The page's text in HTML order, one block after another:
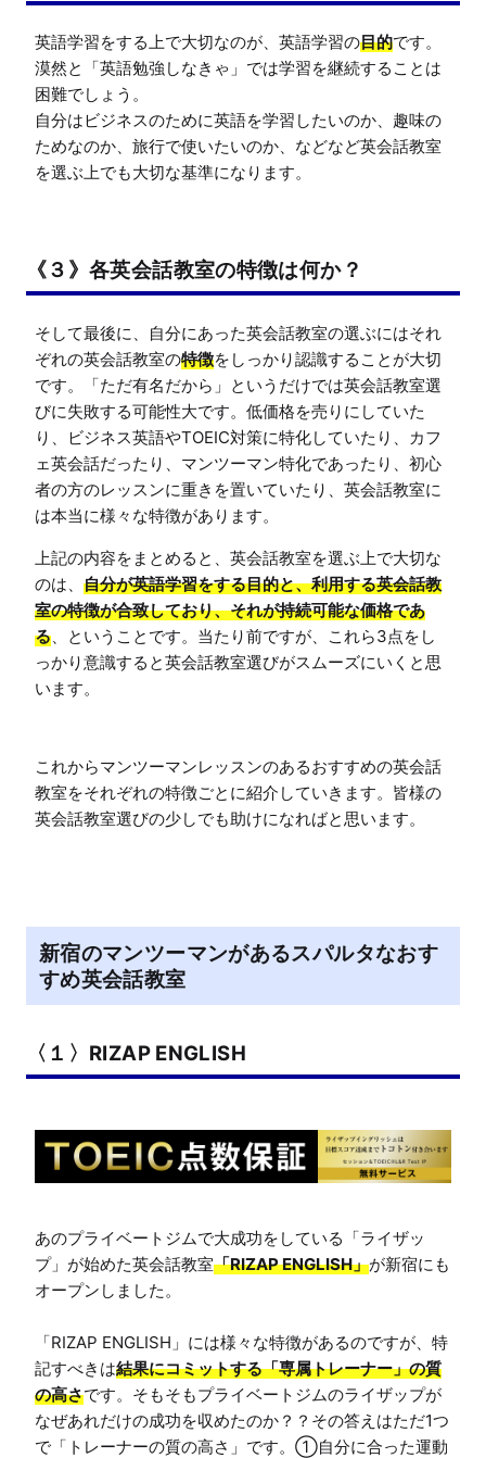
英語学習をする上で大切なのが、英語学習の目的です。
漠然と「英語勉強しなきゃ」では学習を継続することは
困難でしょう。
自分はビジネスのために英語を学習したいのか、趣味の
ためなのか、旅行で使いたいのか、などなど英会話教室
を選ぶ上でも大切な基準になります。
《３》各英会話教室の特徴は何か？
そして最後に、自分にあった英会話教室の選ぶにはそれ
ぞれの英会話教室の特徴をしっかり認識することが大切
です。「ただ有名だから」というだけでは英会話教室選
びに失敗する可能性大です。低価格を売りにしていた
り、ビジネス英語やTOEIC対策に特化していたり、カフ
ェ英会話だったり、マンツーマン特化であったり、初心
者の方のレッスンに重きを置いていたり、英会話教室に
は本当に様々な特徴があります。
上記の内容をまとめると、英会話教室を選ぶ上で大切な
のは、 自分が英語学習をする目的と、利用する英会話教
室の特徴が合致しており、それが持続可能な価格であ
る 、ということです。当たり前ですが、これら3点をし
っかり意識すると英会話教室選びがスムーズにいくと思
います。
これからマンツーマンレッスンのあるおすすめの英会話
教室をそれぞれの特徴ごとに紹介していきます。皆様の
英会話教室選びの少しでも助けになればと思います。
新宿のマンツーマンがあるスパルタなおす
すめ英会話教室
〈１〉RIZAP ENGLISH
あのプライベートジムで大成功をしている「ライザッ
プ」が始めた英会話教室「RIZAP ENGLISH」が新宿にも
オープンしました。
「RIZAP ENGLISH」には様々な特徴があるのですが、特
記すべきは結果にコミットする「専属トレーナー」の質
の高さです。そもそもプライベートジムのライザップが
なぜあれだけの成功を収めたのか？？その答えはただ1つ
で「トレーナーの質の高さ」です。①自分に合った運動